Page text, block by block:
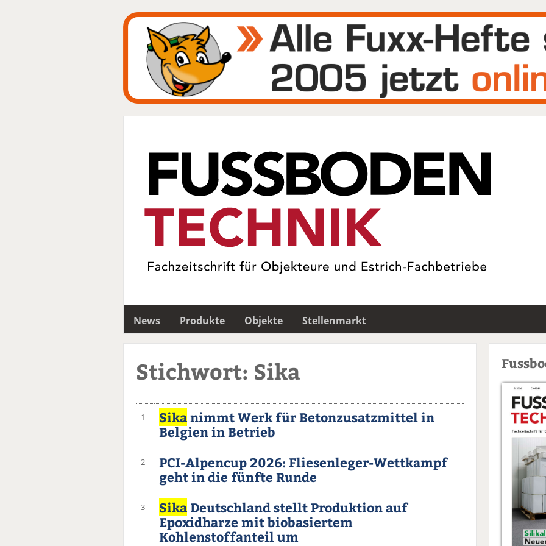
News Produkte Objekte
Stellenmarkt
Stichwort: Sika
1 Sikanimmt Werk für Betonzusatzmittel in
Belgien in Betrieb
2
PCI-Alpencup 2026: Fliesenleger-Wettkampf
geht in die fünfte Runde
3 Sika Deutschland stellt Produktion auf
Epoxidharze mit biobasiertem
Kohlenstoffanteil um